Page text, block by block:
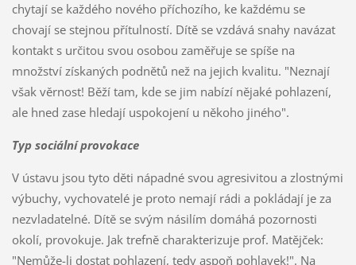
chytají se každého nového příchozího, ke každému se
chovají se stejnou přítulností. Dítě se vzdává snahy navázat
kontakt s určitou svou osobou zaměřuje se spíše na
množství získaných podnětů než na jejich kvalitu. "Neznají
však věrnost! Běží tam, kde se jim nabízí nějaké pohlazení,
ale hned zase hledají uspokojení u někoho jiného".
Typ sociální provokace
V ústavu jsou tyto děti nápadné svou agresivitou a zlostnými
výbuchy, vychovatelé je proto nemají rádi a pokládají je za
nezvladatelné. Dítě se svým násilím domáhá pozornosti
okolí, provokuje. Jak trefně charakterizuje prof. Matějček:
"Nemůže-li dostat pohlazení, tedy aspoň pohlavek!". Na